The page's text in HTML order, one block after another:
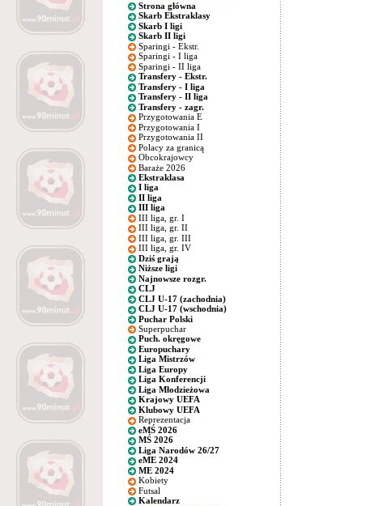
Strona główna
Skarb Ekstraklasy
Skarb I ligi
Skarb II ligi
Sparingi - Ekstr.
Sparingi - I liga
Sparingi - II liga
Transfery - Ekstr.
Transfery - I liga
Transfery - II liga
Transfery - zagr.
Przygotowania E
Przygotowania I
Przygotowania II
Polacy za granicą
Obcokrajowcy
Baraże 2026
Ekstraklasa
I liga
II liga
III liga
III liga, gr. I
III liga, gr. II
III liga, gr. III
III liga, gr. IV
Dziś grają
Niższe ligi
Najnowsze rozgr.
CLJ
CLJ U-17 (zachodnia)
CLJ U-17 (wschodnia)
Puchar Polski
Superpuchar
Puch. okręgowe
Europuchary
Liga Mistrzów
Liga Europy
Liga Konferencji
Liga Młodzieżowa
Krajowy UEFA
Klubowy UEFA
Reprezentacja
eMŚ 2026
MŚ 2026
Liga Narodów 26/27
eME 2024
ME 2024
Kobiety
Futsal
Kalendarz